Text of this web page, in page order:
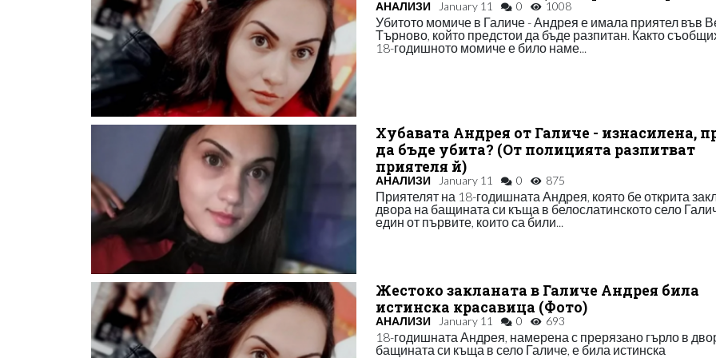
АНАЛИЗИ January 11 0 1008
Убитото момиче в Галиче - Андрея е имала приятел във
Търново, който предстои да бъде разпитан. Както
18-годишното момиче е било наме...
Хубавата Андрея от Галиче - изнасилена,
да бъде убита? (От полицията разпитват
приятеля й)
АНАЛИЗИ January 11 0 875
Приятелят на 18-годишната Андрея, която бе открита
двора на бащината си къща в белослатинското село
един от първите, които са били...
Жестоко закланата в Галиче Андрея била
истинска красавица (Фото)
АНАЛИЗИ January 11 0 693
18-годишната Андрея, намерена с прерязано гърло в
бащината си къща в село Галиче, е била истинска